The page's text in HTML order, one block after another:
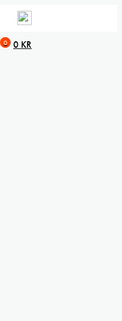
0 0 KR